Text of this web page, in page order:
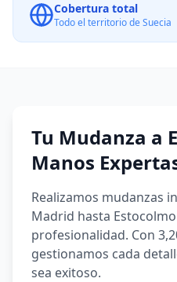
Cobertura total
Todo el territorio deSuecia
Tu Mudanza a
Manos
Realizamos mudanzas
Madrid hasta
profesionalidad. Con
gestionamos cada
sea exitoso.